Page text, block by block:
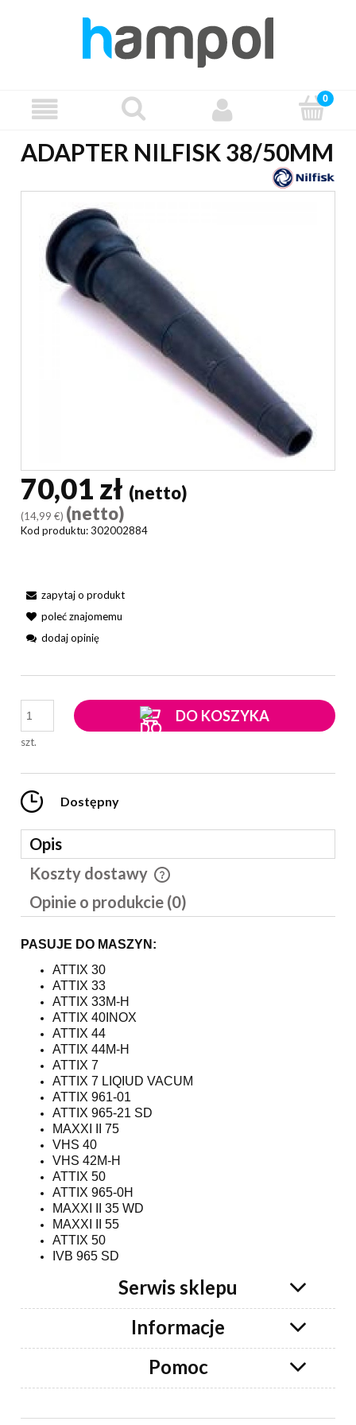
ADAPTER NILFISK 38/50MM
70,01 zł (netto)
(14,99 €) (netto)
Kod produktu:302002884
zapytaj o produkt
poleć znajomemu
dodaj opinię
szt.
DO KOSZYKA
Dostępny
Opis
Koszty dostawy
Cena nie zawiera ewentualnych kosztów płatności
Opinie o produkcie (0)
PASUJE DO MASZYN:
ATTIX 30
ATTIX 33
ATTIX 33M-H
ATTIX 40INOX
ATTIX 44
ATTIX 44M-H
ATTIX 7
ATTIX 7 LIQIUD VACUM
ATTIX 961-01
ATTIX 965-21 SD
MAXXI II 75
VHS 40
VHS 42M-H
ATTIX 50
ATTIX 965-0H
MAXXI II 35 WD
MAXXI II 55
ATTIX 50
IVB 965 SD
Serwis sklepu
Informacje
Pomoc